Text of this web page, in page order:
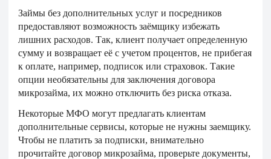
Займы без дополнительных услуг и посредников
предоставляют возможность заёмщику избежать
лишних расходов. Так, клиент получает определенную
сумму и возвращает её с учетом процентов, не прибегая
к оплате, например, подписок или страховок. Такие
опции необязательны для заключения договора
микрозайма, их можно отключить без риска отказа.
Некоторые МФО могут предлагать клиентам
дополнительные сервисы, которые не нужны заемщику.
Чтобы не платить за подписки, внимательно
прочитайте договор микрозайма, проверьте документы,